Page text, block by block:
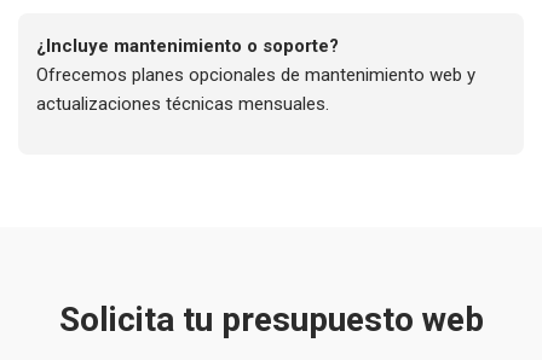
¿Incluye mantenimiento o soporte?
Ofrecemos planes opcionales de mantenimiento web y
actualizaciones técnicas mensuales.
Solicita tu presupuesto web